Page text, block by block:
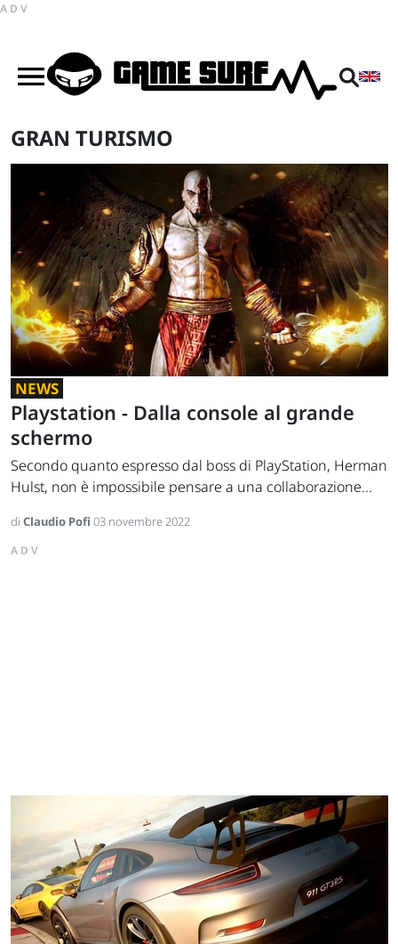
ADV
GRAN TURISMO
NEWS
Playstation - Dalla console al grande
schermo
Secondo quanto espresso dal boss di PlayStation, Herman
Hulst, non è impossibile pensare a una collaborazione...
di Claudio Pofi 03 novembre 2022
ADV